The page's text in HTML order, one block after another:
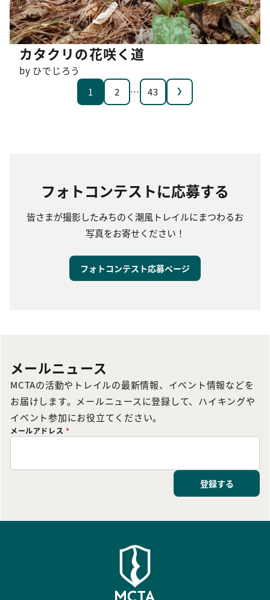
カタクリの花咲く道
by ひでじろう
1
2 … 43 次へ
フォトコンテストに応募する
皆さまが撮影したみちのく潮風トレイルにまつわるお
写真をお寄せください！
フォトコンテスト応募ページ
メールニュース
MCTAの活動やトレイルの最新情報、イベント情報などを
お届けします。メールニュースに登録して、ハイキングや
イベント参加にお役立てください。
メールアドレス *
登録する